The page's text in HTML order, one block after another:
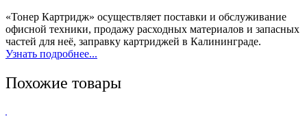
«Тонер Картридж» осуществляет поставки и обслуживание
офисной техники, продажу расходных материалов и запасных
частей для неё, заправку картриджей в Калининграде.
Узнать подробнее...
Похожие товары